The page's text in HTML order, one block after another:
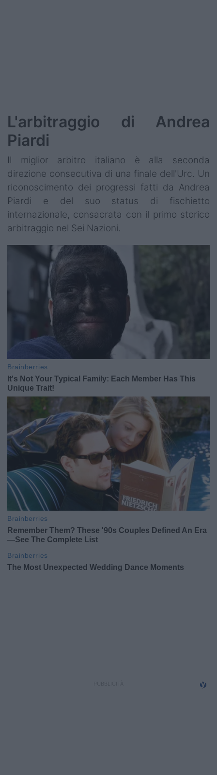
L'arbitraggio di Andrea
Piardi
Il miglior arbitro italiano è alla seconda
direzione consecutiva di una finale dell'Urc. Un
riconoscimento dei progressi fatti da Andrea
Piardi e del suo status di fischietto
internazionale, consacrata con il primo storico
arbitraggio nel Sei Nazioni.